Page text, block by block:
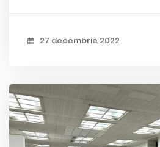
27 decembrie 2022